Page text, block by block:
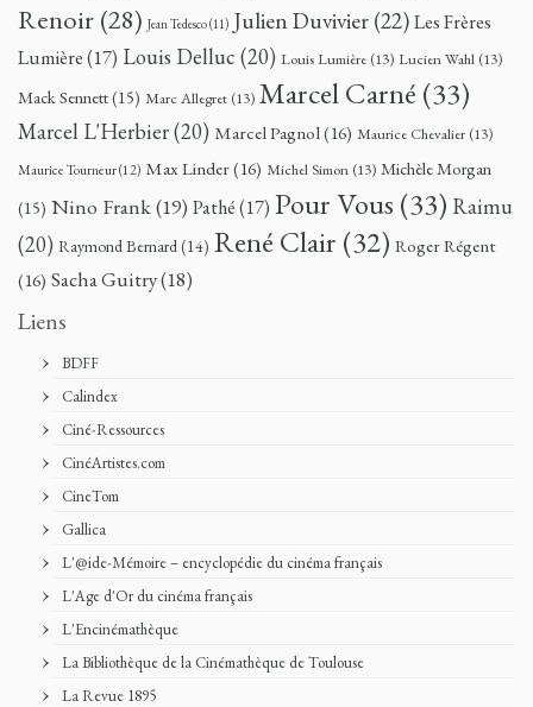
Renoir (28) Jean Tedesco(11) Julien Duvivier(22)Les Frères
Lumière(17) Louis Delluc (20) Louis Lumière (13) Lucien Wahl (13)
Mack Sennett(15) Marc Allegret (13) Marcel Carné (33)
Marcel L'Herbier(20) Marcel Pagnol(16) Maurice Chevalier (13)
Maurice Tourneur(12) Max Linder(16) Michel Simon (13) Michèle Morgan
(15) Nino Frank(19) Pathé(17) Pour Vous (33) Raimu
(20) Raymond Bernard(14) René Clair (32) Roger Régent
(16) Sacha Guitry(18)
Liens
BDFF
Calindex
Ciné-Ressources
CinéArtistes.com
CineTom
Gallica
L'@ide-Mémoire – encyclopédie du cinéma français
L'Age d'Or du cinéma français
L'Encinémathèque
La Bibliothèque de la Cinémathèque de Toulouse
La Revue 1895